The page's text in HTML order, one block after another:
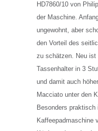
HD7860/10 von
der Maschine.
ungewohnt, aber
den Vorteil des
zu schätzen. Neu ist
Tassenhalter in 3
und damit auch
Macciato unter den
Besonders praktisch
Kaffeepadmaschine